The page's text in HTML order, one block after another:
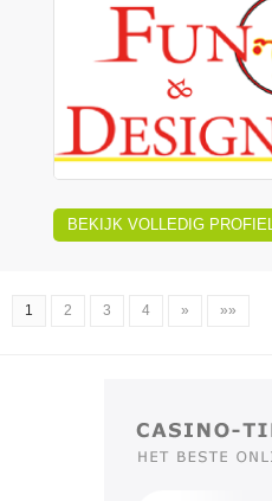
BEKIJK VOLLEDIG
1 2 3 4 » »»